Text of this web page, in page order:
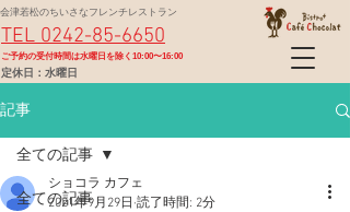
定休日：水曜日
TEL 0242-85-6650
会津若松のちいさなフレンチレストラン
​ご予約の受付時間は水曜日を除く10:00〜16:00
記事
全ての記事
全ての記事
ショコラ カフェ
2021年9月29日 読了時間: 2分